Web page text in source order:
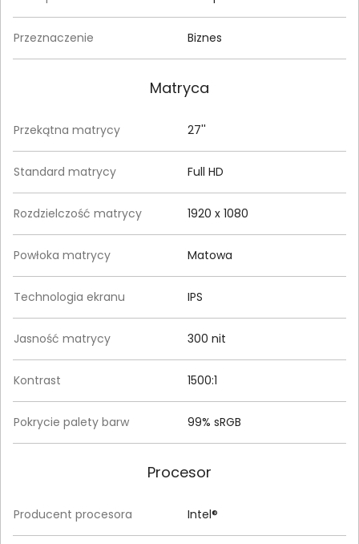
Przeznaczenie Biznes
Matryca
Przekątna matrycy 27''
Standard matrycy Full HD
Rozdzielczość matrycy 1920 x 1080
Powłoka matrycy Matowa
Technologia ekranu IPS
Jasność matrycy 300 nit
Kontrast 1500:1
Pokrycie palety barw 99% sRGB
Procesor
Producent procesora Intel®